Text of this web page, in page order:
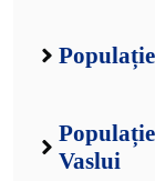
Vaslui